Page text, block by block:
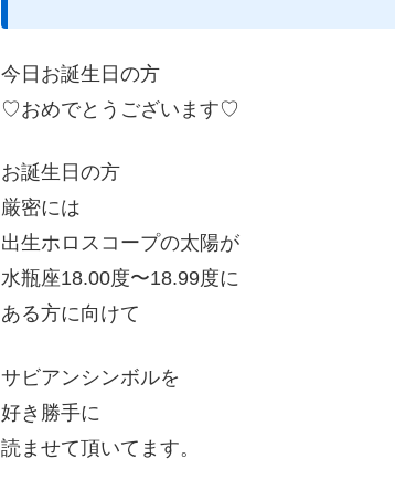
今日お誕生日の方
♡おめでとうございます♡
お誕生日の方
厳密には
出生ホロスコープの太陽が
水瓶座18.00度〜18.99度に
ある方に向けて
サビアンシンボルを
好き勝手に
読ませて頂いてます。